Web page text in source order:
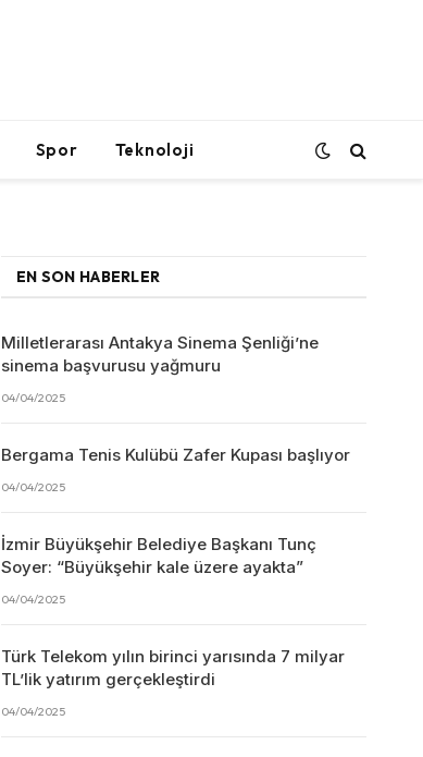
Spor Teknoloji
EN SON HABERLER
Milletlerarası Antakya Sinema Şenliği’ne
sinema başvurusu yağmuru
04/04/2025
Bergama Tenis Kulübü Zafer Kupası başlıyor
04/04/2025
İzmir Büyükşehir Belediye Başkanı Tunç
Soyer: “Büyükşehir kale üzere ayakta”
04/04/2025
Türk Telekom yılın birinci yarısında 7 milyar
TL’lik yatırım gerçekleştirdi
04/04/2025